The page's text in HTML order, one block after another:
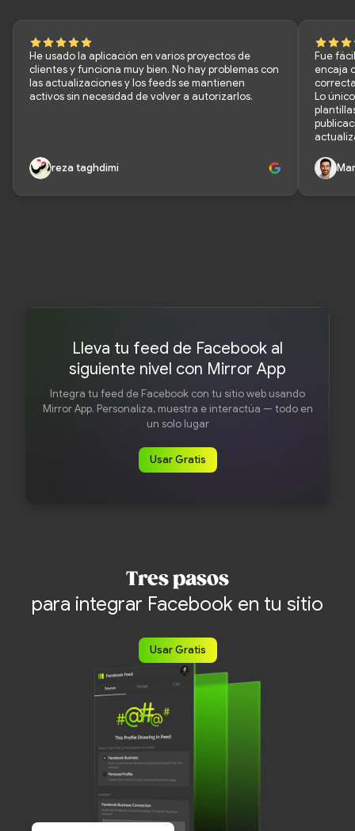
He usado la aplicación en varios proyectos de
clientes y funciona muy bien. No hay problemas con
las actualizaciones y los feeds se mantienen
activos sin necesidad de volver a autorizarlos.
reza taghdimi
Fue
encaja
Lo
Lleva tu feed de Facebook al
siguiente nivel con Mirror App
Integra tu feed de Facebook con tu sitio web usando
Mirror App. Personaliza, muestra e interactúa — todo en
un solo lugar
Usar Gratis
Tres pasos
para integrar Facebook en tu sitio
Usar Gratis